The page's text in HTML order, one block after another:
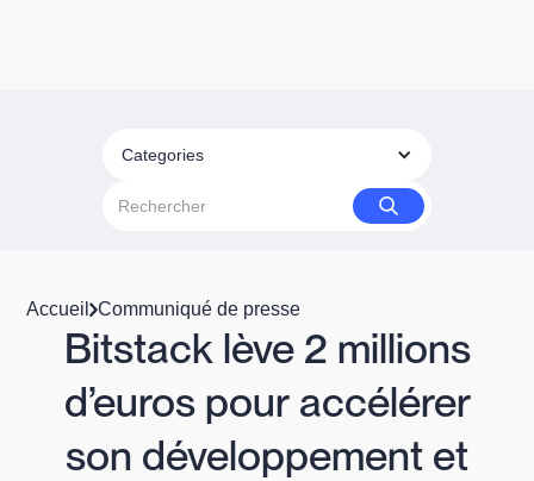
Categories
Accueil Communiqué de presse
Bitstack lève 2 millions
d’euros pour accélérer
son développement et